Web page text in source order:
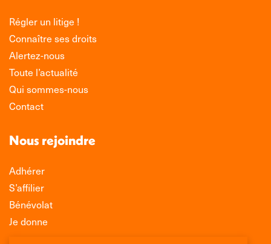
Régler un litige !
Connaître ses droits
Alertez-nous
Toute l’actualité
Qui sommes-nous
Contact
Nous rejoindre
Adhérer
S’affilier
Bénévolat
Je donne